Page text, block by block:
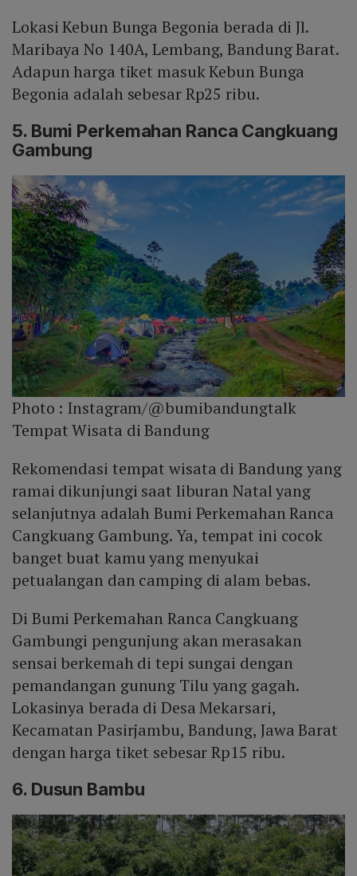
Lokasi Kebun Bunga Begonia berada di Jl.
Maribaya No 140A, Lembang, Bandung Barat.
Adapun harga tiket masuk Kebun Bunga
Begonia adalah sebesar Rp25 ribu.
5. Bumi Perkemahan Ranca Cangkuang
Gambung
Photo : Instagram/@bumibandungtalk
Tempat Wisata di Bandung
Rekomendasi tempat wisata di Bandung yang
ramai dikunjungi saat liburan Natal yang
selanjutnya adalah Bumi Perkemahan Ranca
Cangkuang Gambung. Ya, tempat ini cocok
banget buat kamu yang menyukai
petualangan dan camping di alam bebas.
Di Bumi Perkemahan Ranca Cangkuang
Gambungi pengunjung akan merasakan
sensai berkemah di tepi sungai dengan
pemandangan gunung Tilu yang gagah.
Lokasinya berada di Desa Mekarsari,
Kecamatan Pasirjambu, Bandung, Jawa Barat
dengan harga tiket sebesar Rp15 ribu.
6. Dusun Bambu